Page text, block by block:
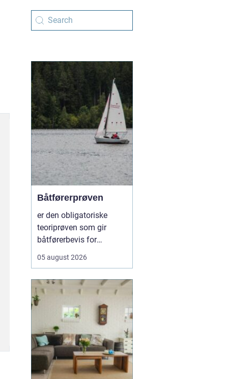
Båtførerprøven
er den obligatoriske
teoriprøven som gir
båtførerbevis for
dokumenterer at føreren
sjøvett, navigasjon, lover
og regler, samt sikkerhet
om bord. For alle som vil
bruke motorbåt lovlig og
trygt, er dette et...
05 august 2026